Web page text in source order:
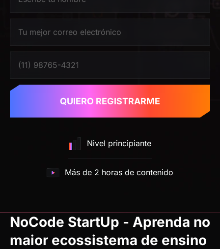
Nivel principiante
Más de 2 horas de contenido
QUIERO REGISTRARME
NoCode StartUp - Aprenda no
maior ecossistema de ensino